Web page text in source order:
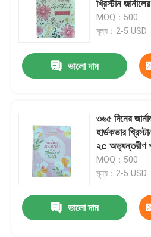
রঙিন বই ছাপা
কমিক বইয়ের মুদ্রণ
উপহার প্যাকেজিং বক্স
খ্রিস্টান
MOQ：500
মূল্য：2-5 USD
ভালো দাম
৩৬৫ দিনের
হার্ডকভার
২c অভ্যন্তরীণ
MOQ：500
মূল্য：2-5 USD
ভালো দাম